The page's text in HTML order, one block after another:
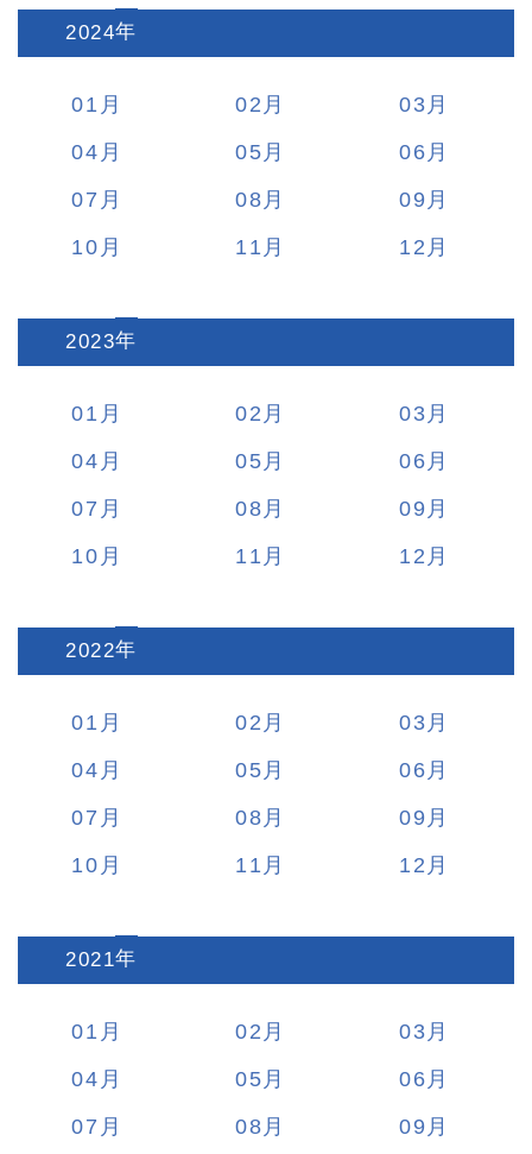
2024:
01 02
03
04
05
06
07
08
09
10
11 12
2023:
01 02
03
04
05
06
07
08
09
10
11 12
2022:
01 02
03
04
05
06
07
08
09
10
11 12
2021:
01 02
03
04
05
06
07
08
09